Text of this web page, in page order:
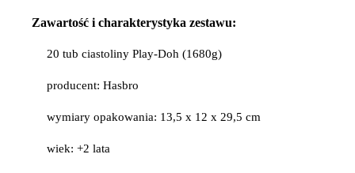
Zawartość i charakterystyka zestawu:
20 tub ciastoliny Play-Doh (1680g)
producent: Hasbro
wymiary opakowania: 13,5 x 12 x 29,5 cm
wiek: +2 lata